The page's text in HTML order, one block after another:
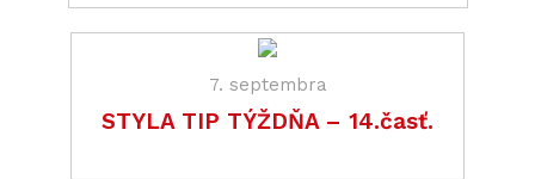
7. septembra
STYLA TIP TÝŽDŇA – 14.časť.